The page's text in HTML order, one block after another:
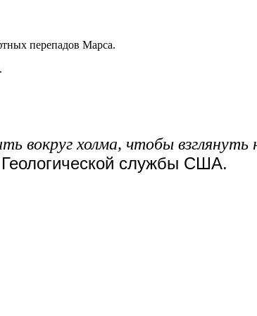
перепадов Марса.
вокруг холма, чтобы взглянуть
Геологической службы США.